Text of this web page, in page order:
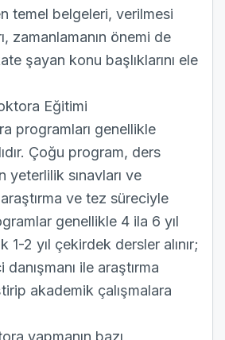
temel belgeleri, verilmesi
zamanlamanın önemi de
şayan konu başlıklarını ele
Eğitimi
programları genellikle
Çoğu program, ders
yeterlilik sınavları ve
ve tez süreciyle
genellikle 4 ila 6 yıl
1-2 yıl çekirdek dersler alınır;
ile araştırma
akademik çalışmalara
yapmanın bazı